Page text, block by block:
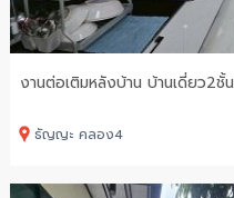
งานต่อเติมหลังบ้าน บ้านเดี่ยว2ชั้
ธัญญะ คลอง4